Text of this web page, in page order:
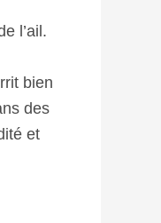
l’ail.
bien
des
et